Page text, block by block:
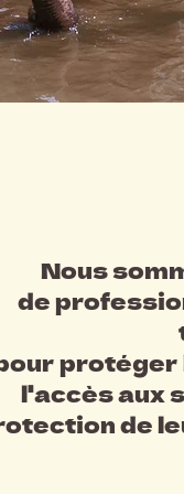
Nous
de
protéger
l'accès aux
de